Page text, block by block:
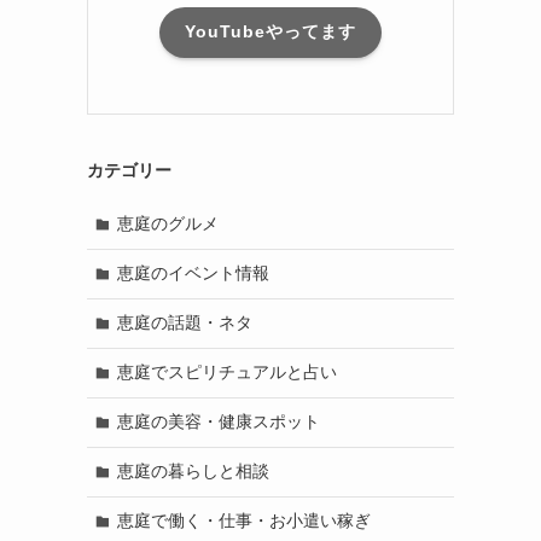
YouTubeやってます
カテゴリー
恵庭のグルメ
恵庭のイベント情報
恵庭の話題・ネタ
恵庭でスピリチュアルと占い
恵庭の美容・健康スポット
恵庭の暮らしと相談
恵庭で働く・仕事・お小遣い稼ぎ